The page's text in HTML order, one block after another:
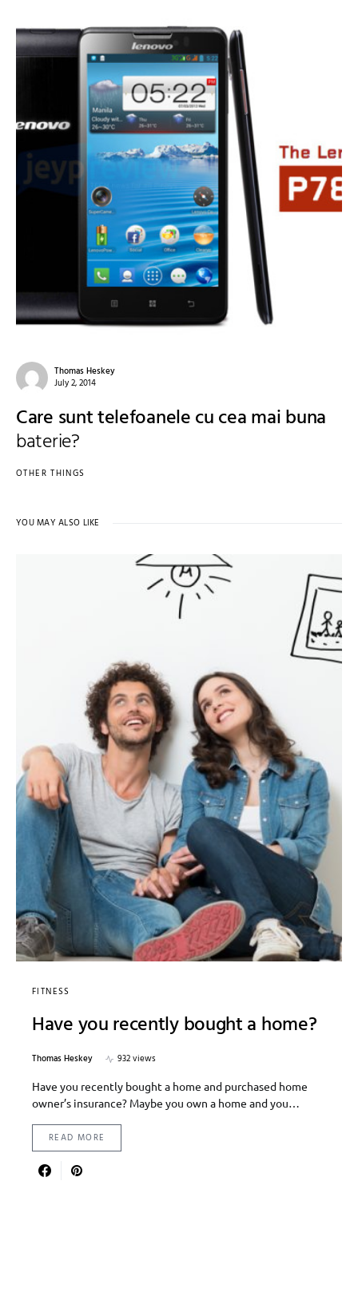
Thomas Heskey
July 2, 2014
Care sunt telefoanele cu cea mai buna
baterie?
OTHER THINGS
YOU MAY ALSO LIKE
FITNESS
Have you recently bought a home?
Thomas Heskey
932 views
Have you recently bought a home and purchased home
owner’s insurance? Maybe you own a home and you…
READ MORE